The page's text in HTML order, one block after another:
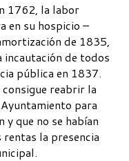
1762, la labor
en su hospicio –
de 1835,
incautación de todos
pública en 1837.
reabrir la
para
y que no se habían
rentas la presencia